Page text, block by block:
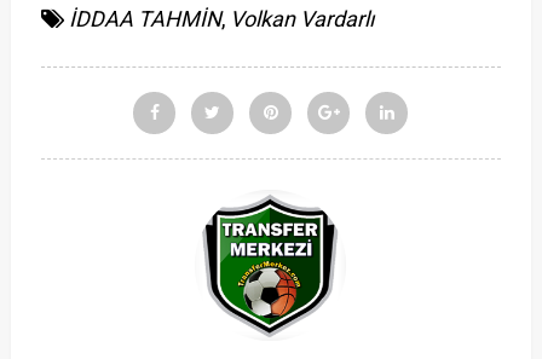
İDDAA TAHMİN, Volkan Vardarlı